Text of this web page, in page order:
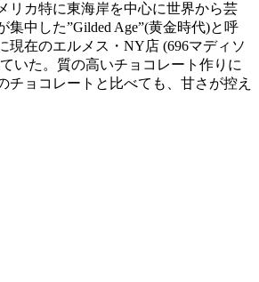
リカ特に東海岸を中心に世界から芸
集中した”Gilded Age”(黄金時代)と呼
現在のエルメス・NY店 (696マディソ
いた。質の高いチョコレート作りに
チョコレートと比べても、甘さが控え